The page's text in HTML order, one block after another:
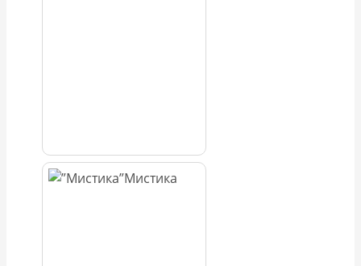
Мистика